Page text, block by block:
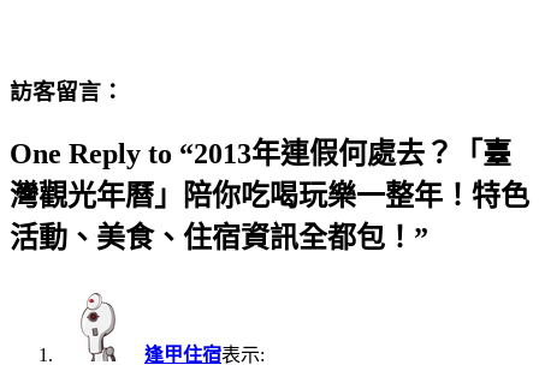
訪客留言：
One Reply to “2013年連假何處去？「臺
灣觀光年曆」陪你吃喝玩樂一整年！特色
活動、美食、住宿資訊全都包！”
逢甲住宿表示: